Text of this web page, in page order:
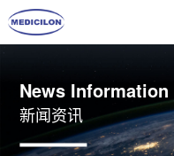
News Information
新闻资讯